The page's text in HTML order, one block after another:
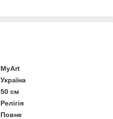
MyArt
Україна
50 см
Релігія
Повне